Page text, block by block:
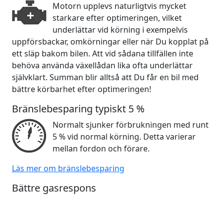
Motorn upplevs naturligtvis mycket
starkare efter optimeringen, vilket
underlättar vid körning i exempelvis
uppförsbackar, omkörningar eller när Du kopplat på
ett släp bakom bilen. Att vid sådana tillfällen inte
behöva använda växellådan lika ofta underlättar
självklart. Summan blir alltså att Du får en bil med
bättre körbarhet efter optimeringen!
Bränslebesparing typiskt 5 %
Normalt sjunker förbrukningen med runt
5 % vid normal körning. Detta varierar
mellan fordon och förare.
Läs mer om bränslebesparing
Bättre gasrespons